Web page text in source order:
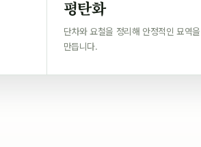
평탄화
단차와 요철을 정리해 안정적인 묘역을
만듭니다.